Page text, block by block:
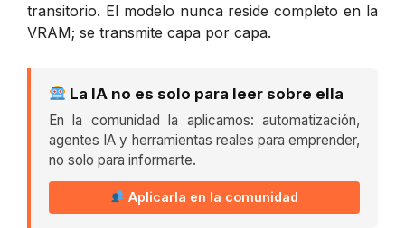
transitorio. El modelo nunca reside completo en la
VRAM; se transmite capa por capa.
La IA no es solo para leer sobre ella
En la comunidad la aplicamos: automatización,
agentes IA y herramientas reales para emprender,
no solo para informarte.
Aplicarla en la comunidad